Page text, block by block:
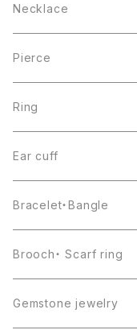
Necklace
Pierce
Ring
Ear cuff
Bracelet・Bangle
Brooch・ Scarf ring
Gemstone jewelry